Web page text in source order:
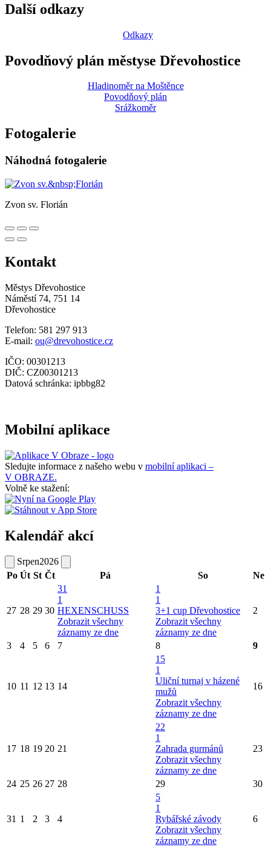
Další odkazy
Odkazy
Povodňový plán městyse Dřevohostice
Hladinoměr na Moštěnce
Povodňový plán
Srážkoměr
Fotogalerie
Náhodná fotogalerie
Zvon sv. Florián
Kontakt
Městys Dřevohostice
Náměstí 74, 751 14
Dřevohostice
Telefon: 581 297 913
E-mail: ou@drevohostice.cz
IČO: 00301213
DIČ: CZ00301213
Datová schránka: ipbbg82
Mobilní aplikace
Sledujte informace z našeho webu v mobilní aplikaci –
V OBRAZE.
Volně ke stažení:
Kalendář akcí
Srpen2026
Po Út St Čt Pá So Ne
27 28 29 30
31
1
HEXENSCHUSS
Zobrazit všechny
záznamy ze dne
1
1
3+1 cup Dřevohostice
Zobrazit všechny
záznamy ze dne
2
3 4 5 6 7 8 9
10 11 12 13 14
15
1
Uliční turnaj v házené
mužů
Zobrazit všechny
záznamy ze dne
16
17 18 19 20 21
22
1
Zahrada gurmánů
Zobrazit všechny
záznamy ze dne
23
24 25 26 27 28 29 30
31 1 2 3 4
5
1
Rybářské závody
Zobrazit všechny
záznamy ze dne
6